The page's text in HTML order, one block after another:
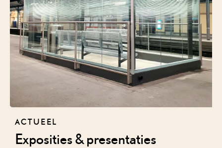
ACTUEEL
Exposities & presentaties